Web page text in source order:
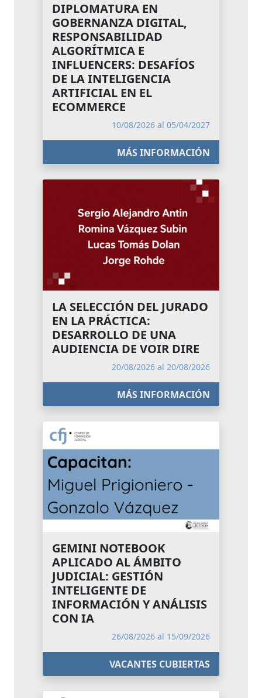
DIPLOMATURA EN
GOBERNANZA DIGITAL,
RESPONSABILIDAD
ALGORÍTMICA E
INFLUENCERS: DESAFÍOS
DE LA INTELIGENCIA
ARTIFICIAL EN EL
ECOMMERCE
10/08/2026 al 05/04/2027
MÁS INFORMACIÓN
LA SELECCIÓN DEL JURADO
EN LA PRÁCTICA:
DESARROLLO DE UNA
AUDIENCIA DE VOIR DIRE
20/08/2026 al 20/08/2026
MÁS INFORMACIÓN
GEMINI NOTEBOOK
APLICADO AL ÁMBITO
JUDICIAL: GESTIÓN
INTELIGENTE DE
INFORMACIÓN Y ANÁLISIS
CON IA
26/08/2026 al 15/09/2026
VACANTES CUBIERTAS